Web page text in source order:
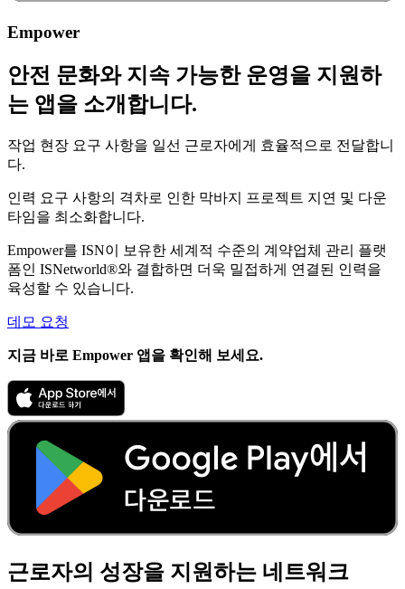
Empower
안전 문화와 지속 가능한 운영을 지원하
는 앱을 소개합니다.
작업 현장 요구 사항을 일선 근로자에게 효율적으로 전달합니
다.
인력 요구 사항의 격차로 인한 막바지 프로젝트 지연 및 다운
타임을 최소화합니다.
Empower를 ISN이 보유한 세계적 수준의 계약업체 관리 플랫
폼인 ISNetworld®와 결합하면 더욱 밀접하게 연결된 인력을
육성할 수 있습니다.
데모 요청
지금 바로 Empower 앱을 확인해 보세요.
근로자의 성장을 지원하는 네트워크